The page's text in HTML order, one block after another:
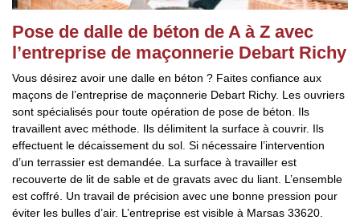
Pose de dalle de béton de A à Z avec
l’entreprise de maçonnerie Debart Richy
Vous désirez avoir une dalle en béton ? Faites confiance aux
maçons de l’entreprise de maçonnerie Debart Richy. Les ouvriers
sont spécialisés pour toute opération de pose de béton. Ils
travaillent avec méthode. Ils délimitent la surface à couvrir. Ils
effectuent le décaissement du sol. Si nécessaire l’intervention
d’un terrassier est demandée. La surface à travailler est
recouverte de lit de sable et de gravats avec du liant. L’ensemble
est coffré. Un travail de précision avec une bonne pression pour
éviter les bulles d’air. L’entreprise est visible à Marsas 33620.